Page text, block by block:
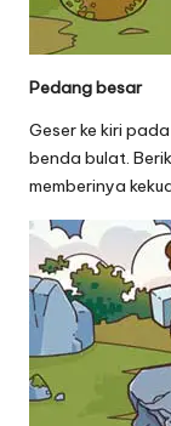
Pedang besar
Geser ke kiri
benda bulat.
memberinya